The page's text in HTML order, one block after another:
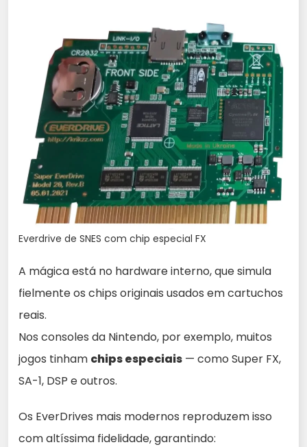
Everdrive de SNES com chip especial FX
A mágica está no hardware interno, que simula
fielmente os chips originais usados em cartuchos
reais.
Nos consoles da Nintendo, por exemplo, muitos
jogos tinham chips especiais — como Super FX,
SA-1, DSP e outros.
Os EverDrives mais modernos reproduzem isso
com altíssima fidelidade, garantindo: